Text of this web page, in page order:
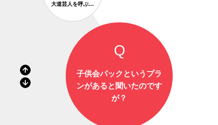
子供会パックというプラ
ンがあると聞いたのです
が？
大道芸人を呼ぶこ
とはできますか？